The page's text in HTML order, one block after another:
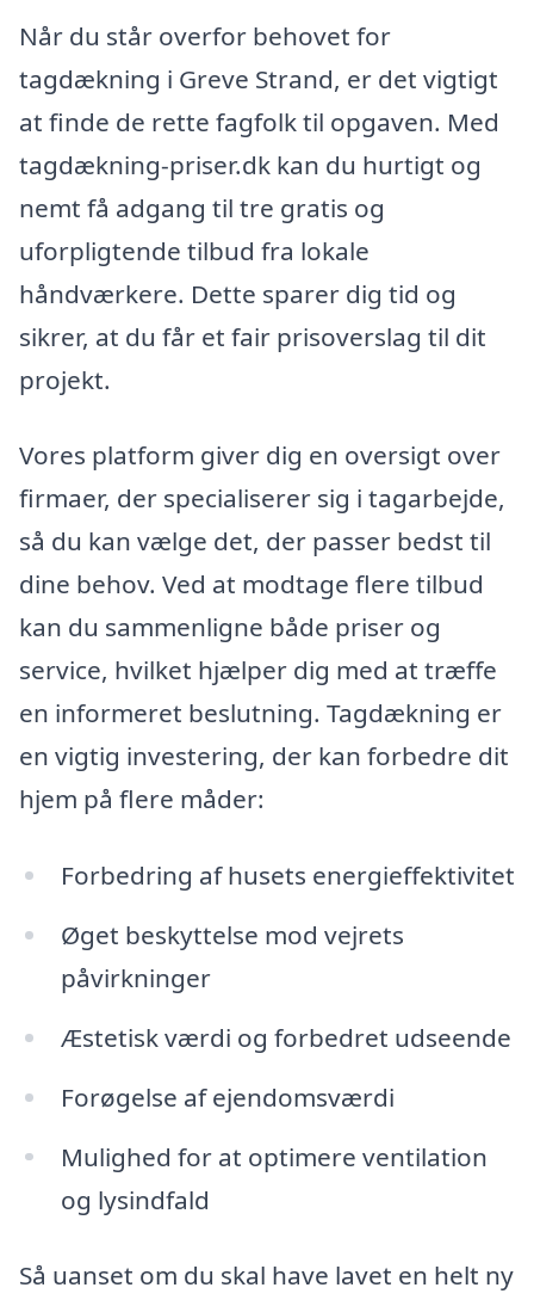
Når du står overfor behovet for
tagdækning i Greve Strand, er det vigtigt
at finde de rette fagfolk til opgaven. Med
tagdækning-priser.dk kan du hurtigt og
nemt få adgang til tre gratis og
uforpligtende tilbud fra lokale
håndværkere. Dette sparer dig tid og
sikrer, at du får et fair prisoverslag til dit
projekt.
Vores platform giver dig en oversigt over
firmaer, der specialiserer sig i tagarbejde,
så du kan vælge det, der passer bedst til
dine behov. Ved at modtage flere tilbud
kan du sammenligne både priser og
service, hvilket hjælper dig med at træffe
en informeret beslutning. Tagdækning er
en vigtig investering, der kan forbedre dit
hjem på flere måder:
Forbedring af husets energieffektivitet
Øget beskyttelse mod vejrets
påvirkninger
Æstetisk værdi og forbedret udseende
Forøgelse af ejendomsværdi
Mulighed for at optimere ventilation
og lysindfald
Så uanset om du skal have lavet en helt ny